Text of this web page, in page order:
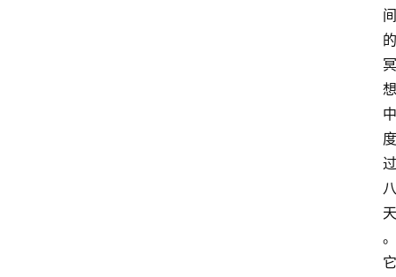
间
的
冥
想
中
度
过
八
天
。
它